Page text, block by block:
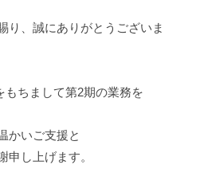
り、誠にありがとうございま
もちまして第2期の業務を
かいご支援と
申し上げます。